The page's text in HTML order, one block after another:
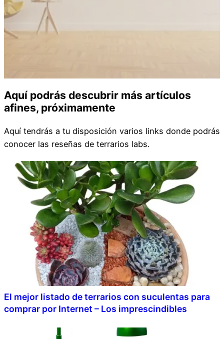
Aquí podrás descubrir más artículos
afines, próximamente
Aquí tendrás a tu disposición varios links donde podrás
conocer las reseñas de terrarios labs.
El mejor listado de terrarios con suculentas para
comprar por Internet – Los imprescindibles